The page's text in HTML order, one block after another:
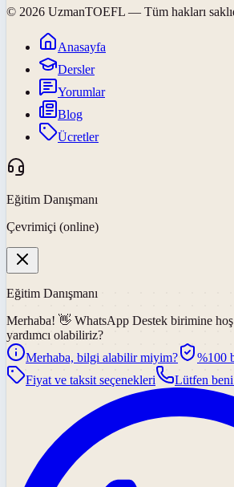
© 2026 UzmanTOEFL — Tüm hakları
Anasayfa
Dersler
Yorumlar
Blog
Ücretler
Eğitim Danışmanı
Çevrimiçi (online)
Eğitim Danışmanı
Merhaba! 👋 WhatsApp Destek birimine
yardımcı olabiliriz?
Merhaba, bilgi alabilir miyim?
%100
Fiyat ve taksit seçenekleri
Lütfen beni